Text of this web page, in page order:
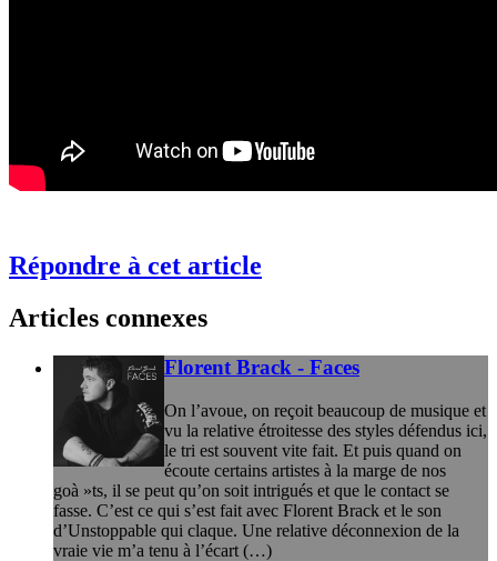
Répondre à cet article
Articles connexes
Florent Brack - Faces
On l’avoue, on reçoit beaucoup de musique et
vu la relative étroitesse des styles défendus ici,
le tri est souvent vite fait. Et puis quand on
écoute certains artistes à la marge de nos
goà »ts, il se peut qu’on soit intrigués et que le contact se
fasse. C’est ce qui s’est fait avec Florent Brack et le son
d’Unstoppable qui claque. Une relative déconnexion de la
vraie vie m’a tenu à l’écart (…)